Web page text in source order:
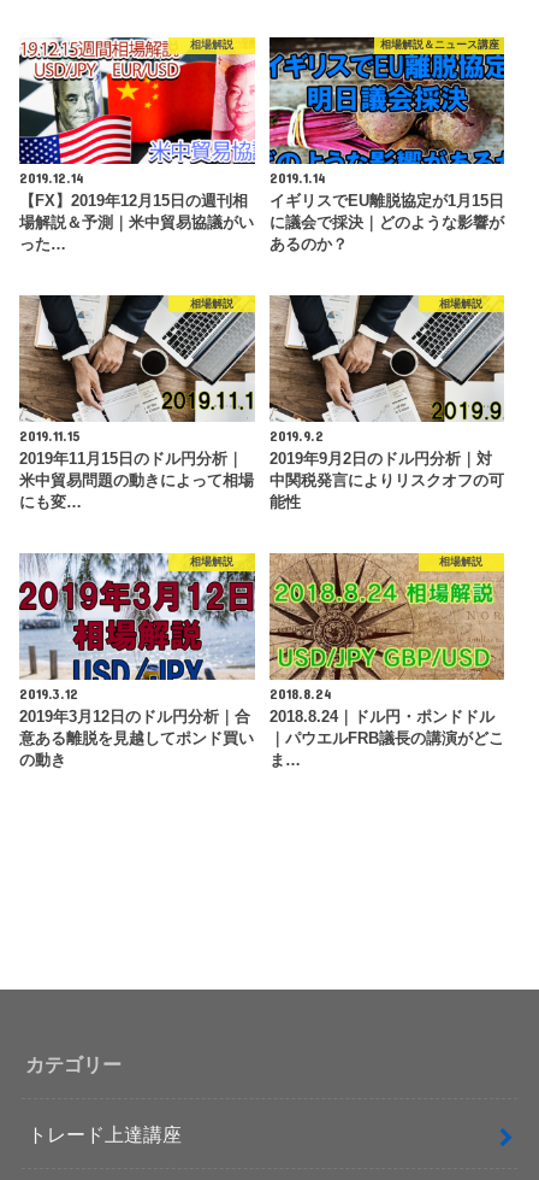
相場解説
2019.12.14
【FX】2019年12月15日の週刊相
場解説＆予測｜米中貿易協議がい
った…
相場解説＆ニュース講座
2019.1.14
イギリスでEU離脱協定が1月15日
に議会で採決｜どのような影響が
あるのか？
相場解説
2019.11.15
2019年11月15日のドル円分析｜
米中貿易問題の動きによって相場
にも変…
相場解説
2019.9.2
2019年9月2日のドル円分析｜対
中関税発言によりリスクオフの可
能性
相場解説
2019.3.12
2019年3月12日のドル円分析｜合
意ある離脱を見越してポンド買い
の動き
相場解説
2018.8.24
2018.8.24｜ドル円・ポンドドル
｜パウエルFRB議長の講演がどこ
ま…
カテゴリー
トレード上達講座